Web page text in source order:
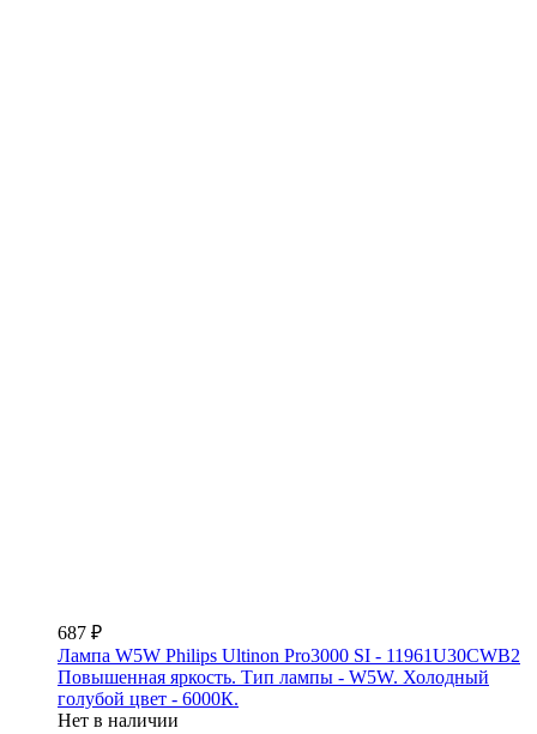
687 ₽
Лампа W5W Philips Ultinon Pro3000 SI - 11961U30CWB2
Повышенная яркость. Тип лампы - W5W. Холодный
голубой цвет - 6000К.
Нет в наличии